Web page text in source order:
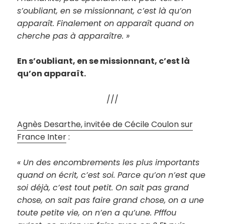
s’oubliant, en se missionnant, c’est là qu’on
apparaît. Finalement on apparaît quand on
cherche pas à apparaître. »
En s’oubliant, en se missionnant, c’est là
qu’on apparaît.
///
Agnès Desarthe, invitée de Cécile Coulon sur
France Inter:
« Un des encombrements les plus importants
quand on écrit, c’est soi. Parce qu’on n’est que
soi déjà, c’est tout petit. On sait pas grand
chose, on sait pas faire grand chose, on a une
toute petite vie, on n’en a qu’une. Pfffou